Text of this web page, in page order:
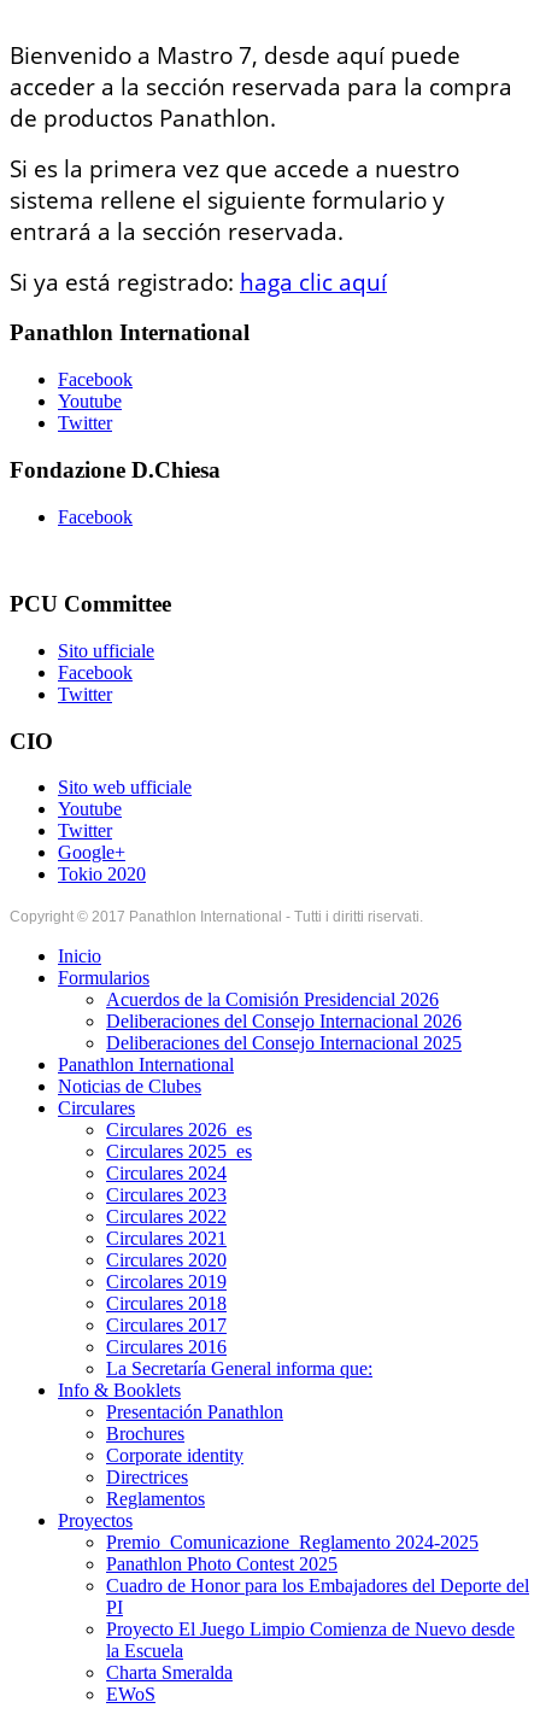
Bienvenido a Mastro 7, desde aquí puede
acceder a la sección reservada para la compra
de productos Panathlon.
Si es la primera vez que accede a nuestro
sistema rellene el siguiente formulario y
entrará a la sección reservada.
Si ya está registrado: haga clic aquí
Panathlon International
Facebook
Youtube
Twitter
Fondazione D.Chiesa
Facebook
PCU Committee
Sito ufficiale
Facebook
Twitter
CIO
Sito web ufficiale
Youtube
Twitter
Google+
Tokio 2020
Copyright © 2017 Panathlon International - Tutti i diritti riservati.
Inicio
Formularios
Acuerdos de la Comisión Presidencial 2026
Deliberaciones del Consejo Internacional 2026
Deliberaciones del Consejo Internacional 2025
Panathlon International
Noticias de Clubes
Circulares
Circulares 2026_es
Circulares 2025_es
Circulares 2024
Circulares 2023
Circulares 2022
Circulares 2021
Circulares 2020
Circolares 2019
Circulares 2018
Circulares 2017
Circulares 2016
La Secretaría General informa que:
Info & Booklets
Presentación Panathlon
Brochures
Corporate identity
Directrices
Reglamentos
Proyectos
Premio_Comunicazione_Reglamento 2024-2025
Panathlon Photo Contest 2025
Cuadro de Honor para los Embajadores del Deporte del
PI
Proyecto El Juego Limpio Comienza de Nuevo desde
la Escuela
Charta Smeralda
EWoS